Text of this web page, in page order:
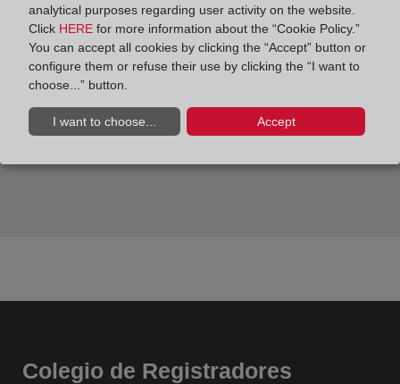
Colegio de Registradores
analytical purposes regarding user activity on the website.
Click HERE for more information about the “Cookie Policy.”
You can accept all cookies by clicking the “Accept” button or
configure them or refuse their use by clicking the “I want to
choose...” button.
I want to choose... Accept